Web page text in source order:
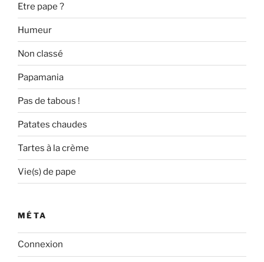
Etre pape ?
Humeur
Non classé
Papamania
Pas de tabous !
Patates chaudes
Tartes à la crème
Vie(s) de pape
MÉTA
Connexion